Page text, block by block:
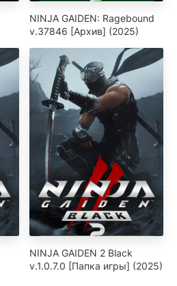
NINJA GAIDEN: Ragebound
v.37846 [Архив] (2025)
NINJA GAIDEN 2 Black
v.1.0.7.0 [Папка игры] (2025)